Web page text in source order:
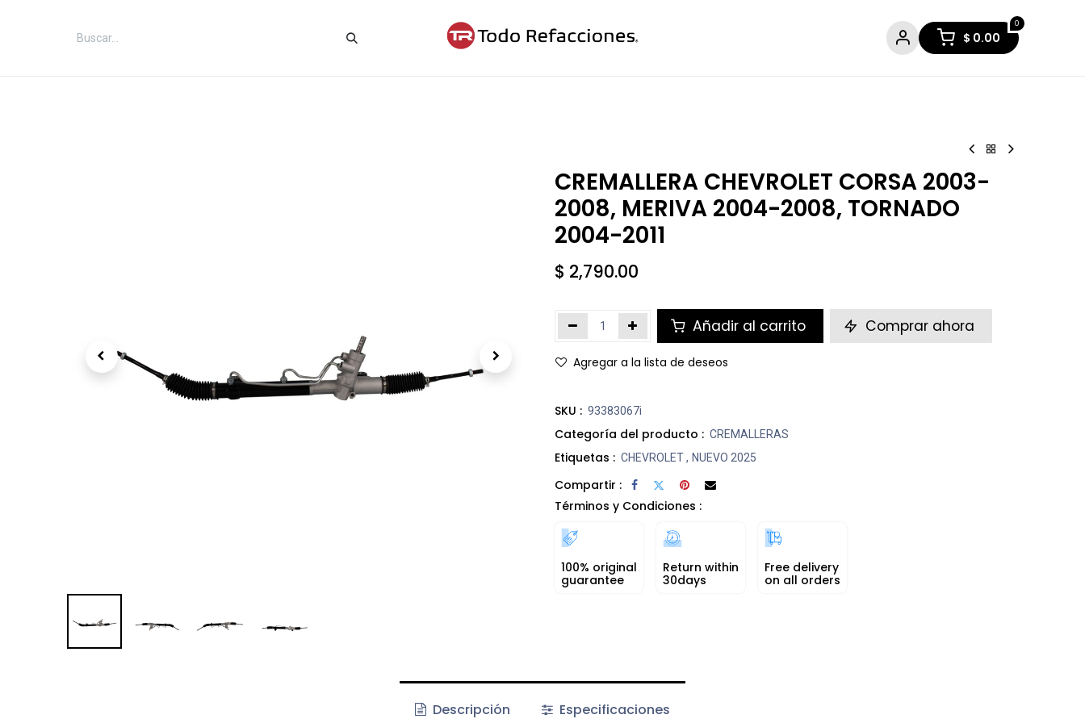
0
$ 0.00
CREMALLERA CHEVROLET CORSA 2003-
2008, MERIVA 2004-2008, TORNADO
2004-2011
$ 2,790.00
Añadir al carrito Comprar ahora
Agregar a la lista de deseos
SKU : 93383067i
Categoría del producto : CREMALLERAS
Etiquetas : CHEVROLET, NUEVO 2025
Compartir :
Términos y Condiciones :
100% original
guarantee
Return within
30days
Free delivery
on all orders
Descripción Especificaciones